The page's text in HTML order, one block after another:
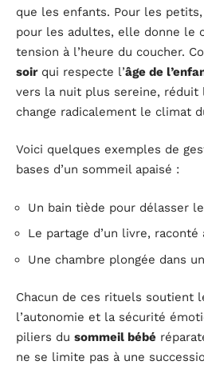
que les enfants. Pour les
pour les adultes, elle donne le
tension à l’heure du coucher.
soirqui respecte l’âge de
vers la nuit plus sereine, réduit
change radicalement le climat
Voici quelques exemples de
bases d’un sommeil apaisé :
Un bain tiède pour délasser
Le partage d’un livre, raconté
Une chambre plongée dans
Chacun de ces rituels soutient
l’autonomie et la sécurité
piliers du sommeil bébé
ne se limite pas à une